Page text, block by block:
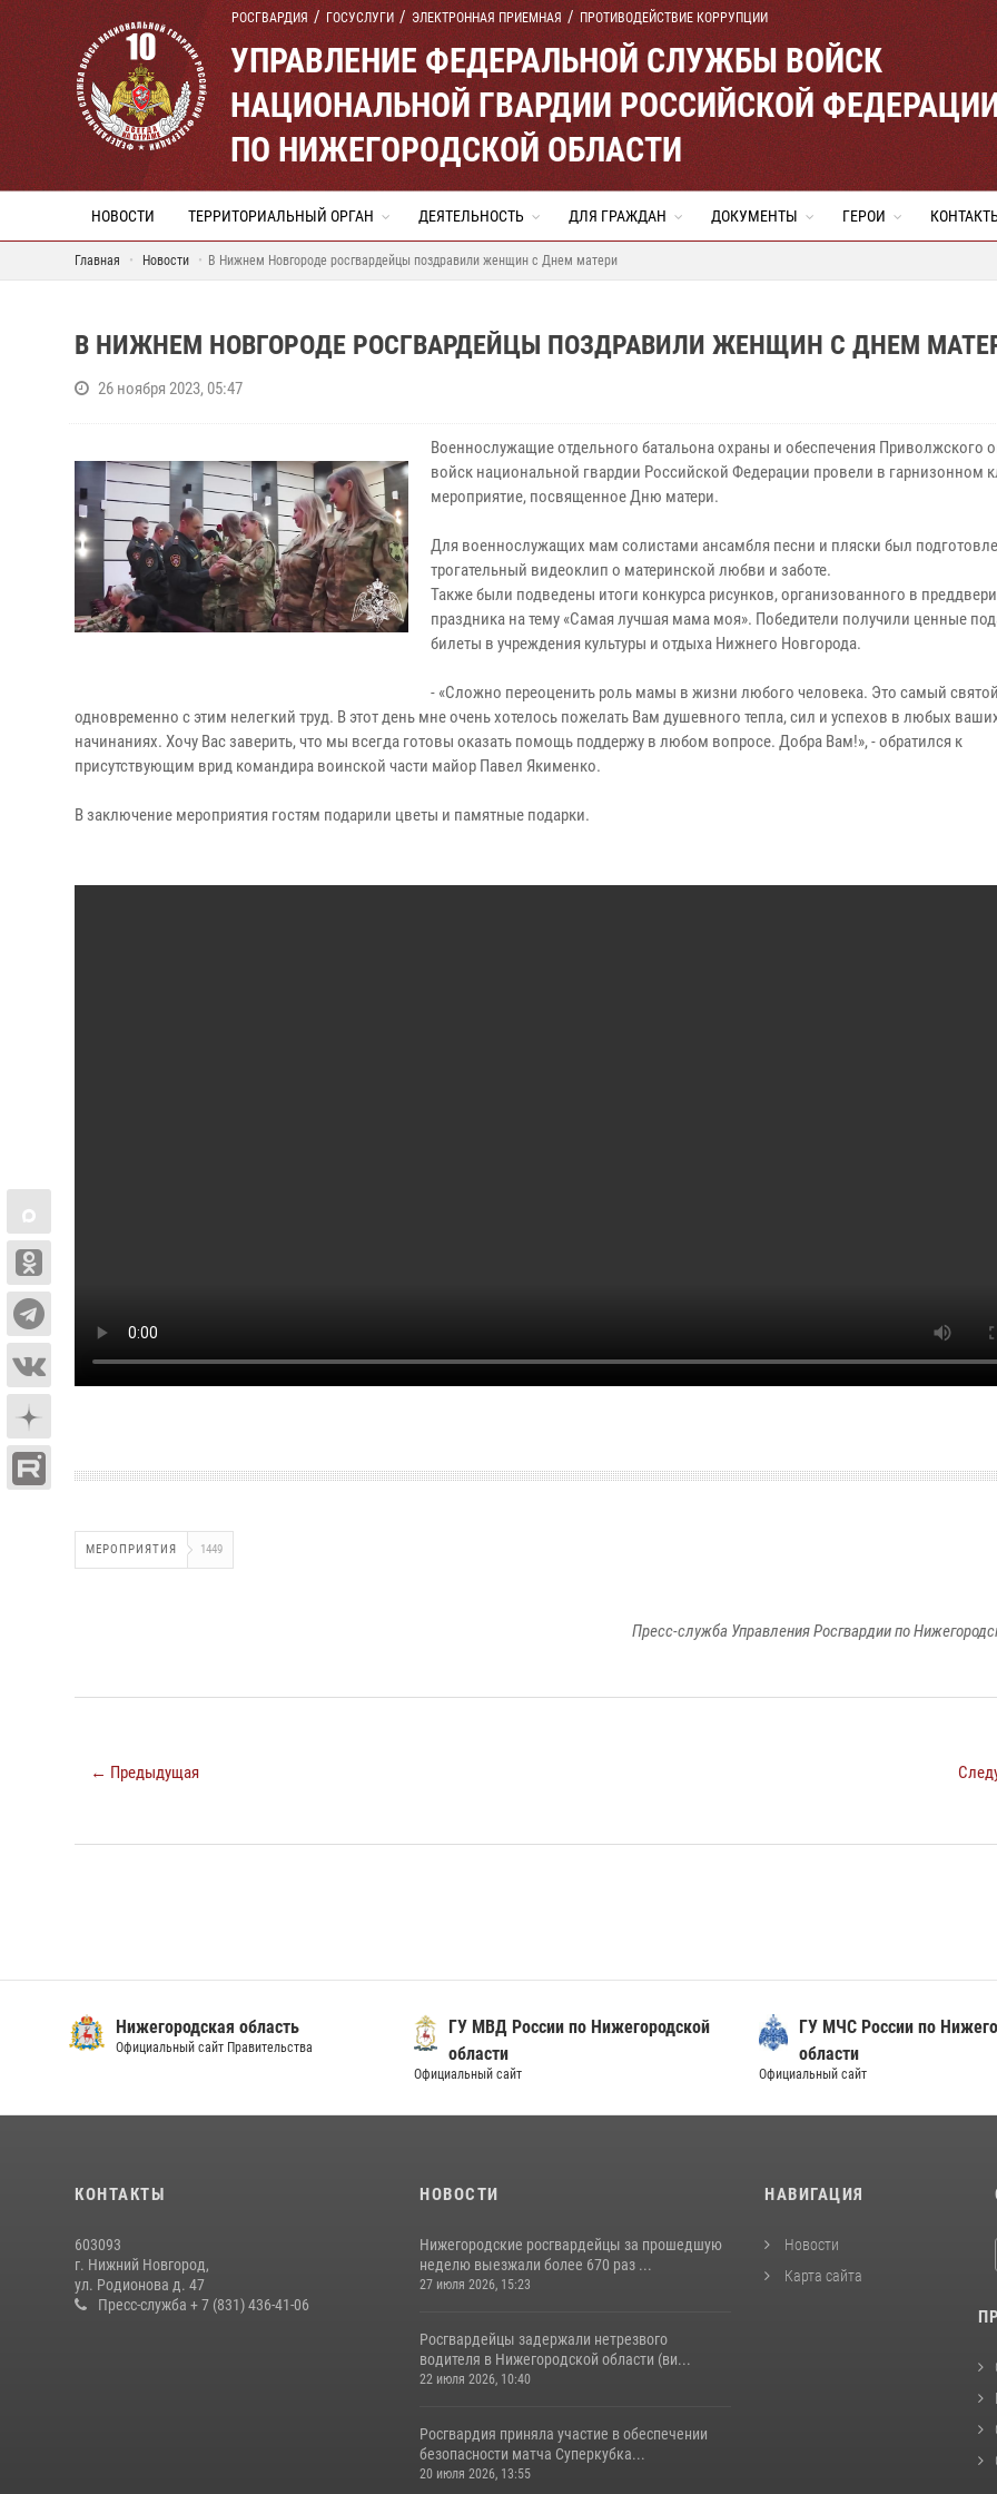
РОСГВАРДИЯ ГОСУСЛУГИ ЭЛЕКТРОННАЯ ПРИЕМНАЯ ПРОТИВОДЕЙСТВИЕ КОРРУПЦИИ
УПРАВЛЕНИЕ ФЕДЕРАЛЬНОЙ СЛУЖБЫ ВОЙСК
НАЦИОНАЛЬНОЙ ГВАРДИИ РОССИЙСКОЙ
ПО НИЖЕГОРОДСКОЙ ОБЛАСТИ
НОВОСТИ ТЕРРИТОРИАЛЬНЫЙ ОРГАН ДЕЯТЕЛЬНОСТЬ ДЛЯ ГРАЖДАН ДОКУМЕНТЫ ГЕРОИ
Главная Новости В Нижнем Новгороде росгвардейцы поздравили женщин с Днем матери
В НИЖНЕМ НОВГОРОДЕ РОСГВАРДЕЙЦЫ ПОЗДРАВИЛИ ЖЕНЩИН С ДНЕМ
26 ноября 2023, 05:47
Военнослужащие отдельного батальона охраны и обеспечения Приволжского
войск национальной гвардии Российской Федерации провели в гарнизонном
мероприятие, посвященное Дню матери.
Для военнослужащих мам солистами ансамбля песни и пляски был
трогательный видеоклип о материнской любви и заботе.
Также были подведены итоги конкурса рисунков, организованного в
праздника на тему «Самая лучшая мама моя». Победители получили ценные
билеты в учреждения культуры и отдыха Нижнего Новгорода.
- «Сложно переоценить роль мамы в жизни любого человека. Это самый
одновременно с этим нелегкий труд. В этот день мне очень хотелось пожелать Вам душевного тепла, сил и успехов в любых
начинаниях. Хочу Вас заверить, что мы всегда готовы оказать помощь поддержу в любом вопросе. Добра Вам!», - обратился к
присутствующим врид командира воинской части майор Павел Якименко.
В заключение мероприятия гостям подарили цветы и памятные подарки.
МЕРОПРИЯТИЯ 1449
Пресс-служба Управления Росгвардии по
← Предыдущая
Нижегородская область
Официальный сайт Правительства
ГУ МВД России по Нижегородской
области
Официальный сайт
ГУ МЧС России по
области
Официальный сайт
КОНТАКТЫ
603093
г. Нижний Новгород,
ул. Родионова д. 47
Пресс-служба + 7 (831) 436-41-06
НОВОСТИ
Нижегородские росгвардейцы за прошедшую
неделю выезжали более 670 раз ...
27 июля 2026, 15:23
Росгвардейцы задержали нетрезвого
водителя в Нижегородской области (ви...
22 июля 2026, 10:40
Росгвардия приняла участие в обеспечении
безопасности матча Суперкубка...
20 июля 2026, 13:55
НАВИГАЦИЯ
Новости
Карта сайта